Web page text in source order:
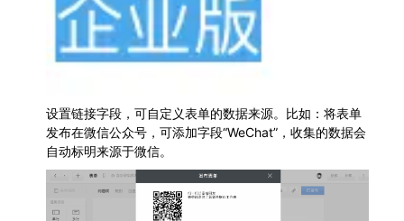
设置链接字段，可自定义表单的数据来源。比如：将表单
发布在微信公众号，可添加字段“WeChat”，收集的数据会
自动标明来源于微信。